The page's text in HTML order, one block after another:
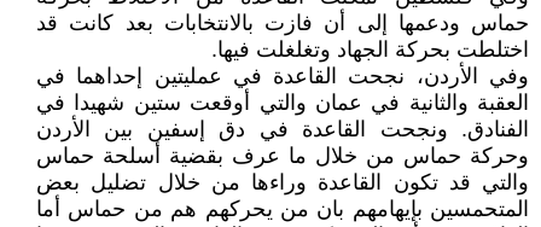
حماس ودعمها إلى أن فازت بالانتخابات بعد كانت قد
اختلطت بحركة الجهاد وتغلغلت فيها.
وفي الأردن، نجحت القاعدة في عمليتين إحداهما في
العقبة والثانية في عمان والتي أوقعت ستين شهيدا في
الفنادق. ونجحت القاعدة في دق إسفين بين الأردن
وحركة حماس من خلال ما عرف بقضية أسلحة حماس
والتي قد تكون القاعدة وراءها من خلال تضليل بعض
المتحمسين بإيهامهم بان من يحركهم هم من حماس أما